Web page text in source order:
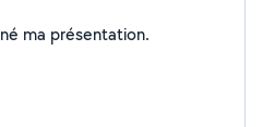
Je n'ai pas encore renseigné ma présentation.